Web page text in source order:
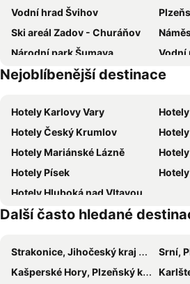
Pension Svihovsky Dvur
Hotel Nová Koruna
Zach
Hotel Prichovice
Vodní hrad Švihov
Ski areál Zadov - Churáňov
Národní park Šumava
Vodní
Skigebiet Großer Arber
Zadov
Skiareál Železná Ruda - Belveder
Ski
Hrad Kašperk
Pancíř
Státní hrad Velhartice
Ski
Hrad Rabí
Pivovarské muzeum
Ski
Ruine Neunußberg
Nejoblíbenější destinace
Hotely Karlovy Vary
Hotely Český Krumlov
Hotely Mariánské Lázně
Hotely Písek
Hotely Hluboká nad Vltavou
Další často hledané
Strakonice, Jihočeský kraj Hotely
Srní,
Kašperské Hory, Plzeňský kraj Hotely